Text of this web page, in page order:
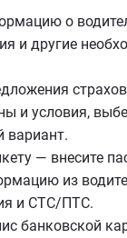
о
и другие
и условия,
вариант.
— внесите
из
и СТС/ПТС.
банковской